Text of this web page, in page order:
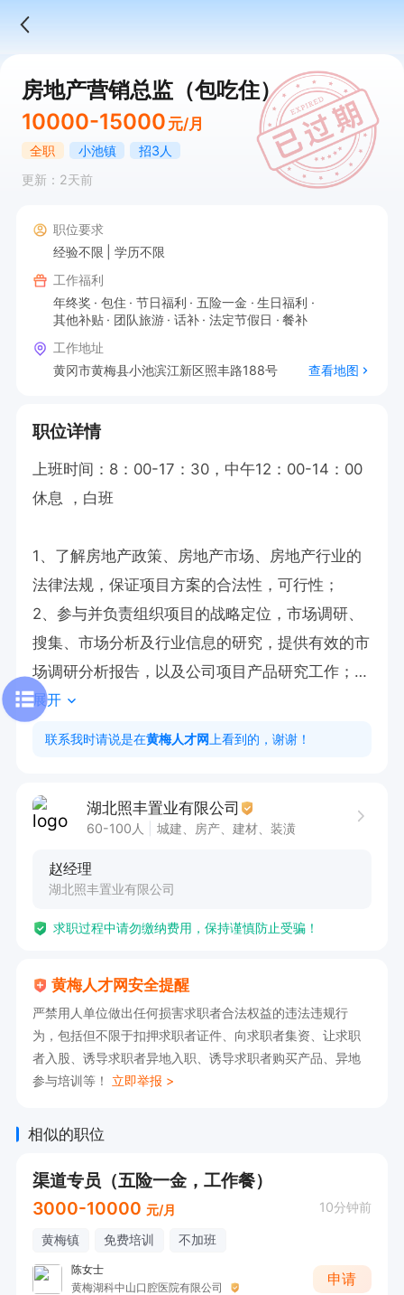
房地产营销总监（包吃住）
10000-15000 元/月
全职 小池镇
招3人
更新：2天前
职位要求
经验不限
学历不限
工作福利
年终奖
包住 节日福利 五险一金
生日福利
其他补贴
团队旅游 话补 法定节假日
餐补
工作地址
黄冈市黄梅县小池滨江新区照丰路188号
查看地图
职位详情
上班时间：8：00-17：30，中午12：00-14：00
休息 ，白班
1、了解房地产政策、房地产市场、房地产行业的
法律法规，保证项目方案的合法性，可行性；
2、参与并负责组织项目的战略定位，市场调研、
搜集、市场分析及行业信息的研究，提供有效的市
场调研分析报告，以及公司项目产品研究工作；
3、组织市场调查，全面负责项目的市场营销的方
案制定、策划推广工作；
5、负责组织项目策划工作的组织实施、监督控
展开
联系我时请说是在黄梅人才网 上看到的，谢谢！
湖北照丰置业有限公司
60-100人 城建、房产、建材、装潢
赵经理
湖北照丰置业有限公司
求职过程中请勿缴纳费用，保持谨慎防止受骗！
黄梅人才网安全提醒
严禁用人单位做出任何损害求职者合法权益的违法违规行
为，包括但不限于扣押求职者证件、向求职者集资、让求职
者入股、诱导求职者异地入职、诱导求职者购买产品、异地
参与培训等！ 立即举报 >
相似的职位
渠道专员（五险一金，工作餐）
3000-10000 元/月 10分钟前
黄梅镇 免费培训 不加班
陈女士
黄梅湖科中山口腔医院有限公司
申请